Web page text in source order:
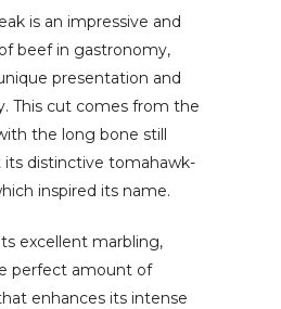
is an impressive and
beef in gastronomy,
presentation and
This cut comes from the
the long bone still
distinctive tomahawk-
inspired its name.
excellent marbling,
perfect amount of
enhances its intense